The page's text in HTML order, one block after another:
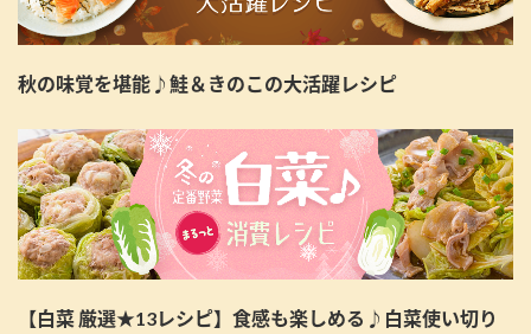
秋の味覚を堪能♪鮭＆きのこの大活躍レシピ
【白菜 厳選★13レシピ】食感も楽しめる♪白菜使い切り